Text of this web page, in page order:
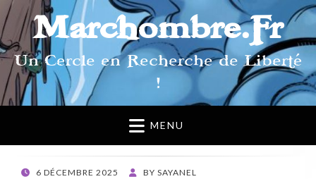
Marchombre.Fr
Un Cercle en Recherche de Liberté
!
MENU
POSTED6 DÉCEMBRE 2025 BY SAYANEL